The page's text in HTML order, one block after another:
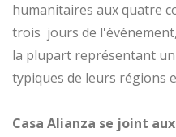
humanitaires aux quatre
trois jours de
la plupart représentant
typiques de leurs régions
Casa Alianza se joint